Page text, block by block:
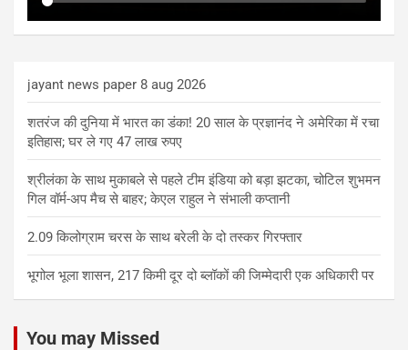
jayant news paper 8 aug 2026
शतरंज की दुनिया में भारत का डंका! 20 साल के प्रज्ञानंद ने अमेरिका में रचा
इतिहास; घर ले गए 47 लाख रुपए
श्रीलंका के साथ मुकाबले से पहले टीम इंडिया को बड़ा झटका, चोटिल शुभमन
गिल वॉर्म-अप मैच से बाहर; केएल राहुल ने संभाली कप्तानी
2.09 किलोग्राम चरस के साथ बरेली के दो तस्कर गिरफ्तार
भूगोल भूला शासन, 217 किमी दूर दो ब्लॉकों की जिम्मेदारी एक अधिकारी पर
You may Missed